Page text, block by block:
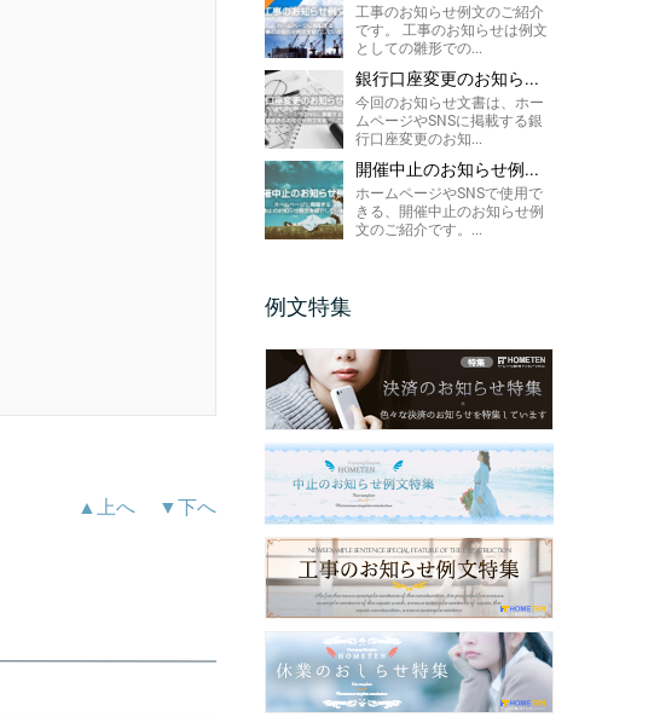
▲上へ ▼下へ
工事のお知らせ例文のご紹介
です。 工事のお知らせは例文
としての雛形での...
銀行口座変更のお知ら...
今回のお知らせ文書は、ホー
ムページやSNSに掲載する銀
行口座変更のお知...
開催中止のお知らせ例...
ホームページやSNSで使用で
きる、開催中止のお知らせ例
文のご紹介です。...
例文特集